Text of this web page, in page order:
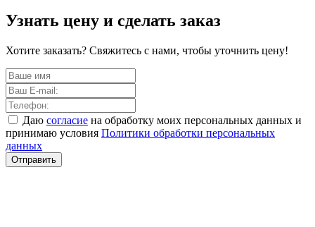
Узнать цену и сделать заказ
Хотите заказать? Свяжитесь с нами, чтобы уточнить цену!
Даю согласие на обработку моих персональных данных и
принимаю условия Политики обработки персональных
данных
Отправить